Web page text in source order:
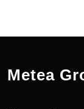
Metea